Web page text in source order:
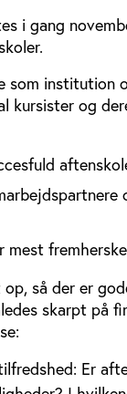
i gang
institution
kursister og
så der er
skarpt på
Er